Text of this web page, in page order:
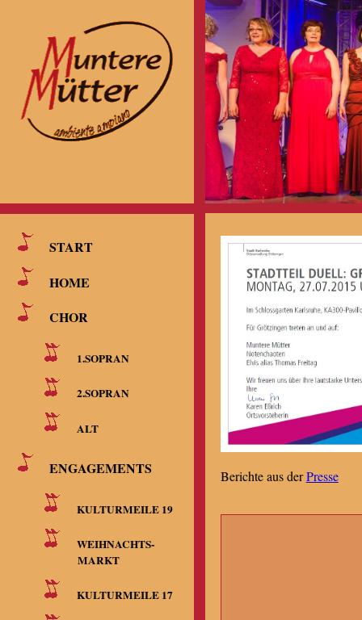
START
HOME
CHOR
1.SOPRAN
2.SOPRAN
ALT
ENGAGEMENTS
KULTURMEILE 19
WEIHNACHTS-
MARKT
KULTURMEILE 17
Berichte aus derPresse